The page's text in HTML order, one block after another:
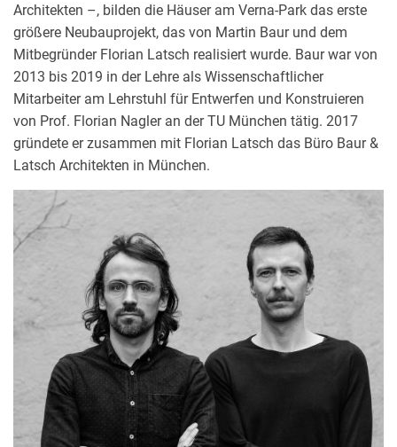
Architekten –, bilden die Häuser am Verna-Park das erste
größere Neubauprojekt, das von Martin Baur und dem
Mitbegründer Florian Latsch realisiert wurde. Baur war von
2013 bis 2019 in der Lehre als Wissenschaftlicher
Mitarbeiter am Lehrstuhl für Entwerfen und Konstruieren
von Prof. Florian Nagler an der TU München tätig. 2017
gründete er zusammen mit Florian Latsch das Büro Baur &
Latsch Architekten in München.